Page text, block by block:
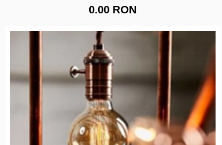
0.00 RON